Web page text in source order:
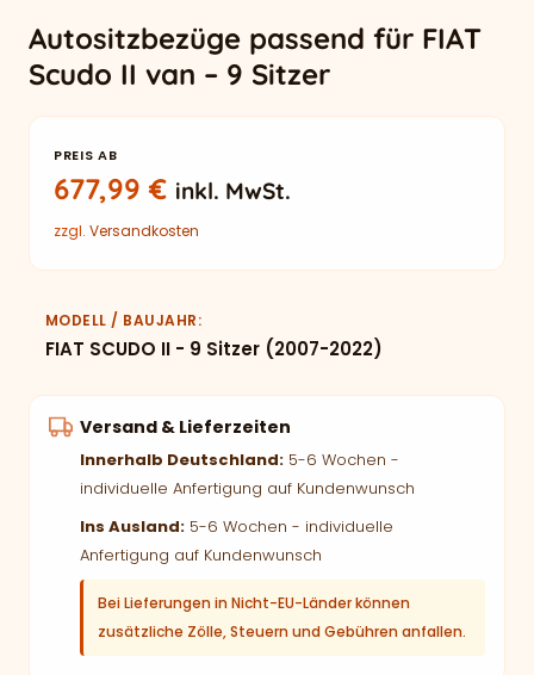
Autositzbezüge passend für FIAT
Scudo II van – 9 Sitzer
PREIS AB
677,99€ inkl. MwSt.
zzgl. Versandkosten
MODELL / BAUJAHR
FIAT SCUDO II - 9 Sitzer (2007-2022)
Versand & Lieferzeiten
Innerhalb Deutschland: 5-6 Wochen -
individuelle Anfertigung auf Kundenwunsch
Ins Ausland: 5-6 Wochen - individuelle
Anfertigung auf Kundenwunsch
Bei Lieferungen in Nicht-EU-Länder können
zusätzliche Zölle, Steuern und Gebühren anfallen.